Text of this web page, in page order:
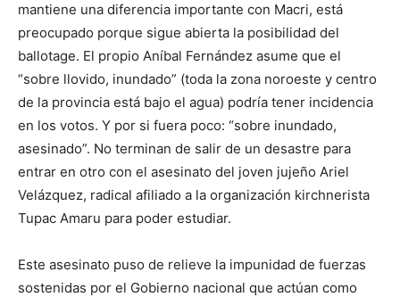
mantiene una diferencia importante con Macri, está
preocupado porque sigue abierta la posibilidad del
ballotage. El propio Aníbal Fernández asume que el
“sobre llovido, inundado” (toda la zona noroeste y centro
de la provincia está bajo el agua) podría tener incidencia
en los votos. Y por si fuera poco: “sobre inundado,
asesinado”. No terminan de salir de un desastre para
entrar en otro con el asesinato del joven jujeño Ariel
Velázquez, radical afiliado a la organización kirchnerista
Tupac Amaru para poder estudiar.
Este asesinato puso de relieve la impunidad de fuerzas
sostenidas por el Gobierno nacional que actúan como